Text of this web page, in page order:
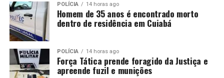
PIB e câmbio
A projeção das instituições financeiras para o
crescimento da economia brasileira este ano passou de
1,98% para 2%.
POLÍCIA 14 horas ago
Homem de 35 anos é encontrado morto
dentro de residência em Cuiabá
POLÍCIA 14 horas ago
Força Tática prende foragido da Justiça e
apreende fuzil e munições